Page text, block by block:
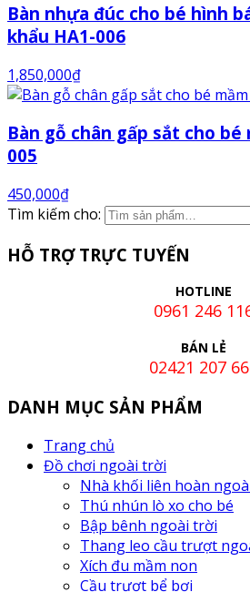
Bàn nhựa đúc cho bé hình
khẩu HA1-006
1,850,000₫
Bàn gỗ chân gấp sắt cho bé
005
450,000₫
Tìm kiếm cho:
HỖ TRỢ TRỰC TUYẾN
HOTLINE
0961 246
BÁN LẺ
02421 207
DANH MỤC SẢN PHẨM
Trang chủ
Đồ chơi ngoài trời
Nhà khối liên hoàn
Thú nhún lò xo cho bé
Bập bênh ngoài trời
Thang leo cầu trượt
Xích đu mầm non
Cầu trượt bể bơi